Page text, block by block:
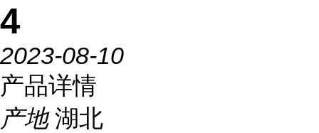
4
2023-08-10
产品详情
产地 湖北